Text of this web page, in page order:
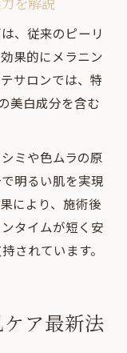
、従来のピーリ
果的にメラニン
サロンでは、特
美白成分を含む
ミや色ムラの原
明るい肌を実現
により、施術後
タイムが短く安
されています。
ア最新法